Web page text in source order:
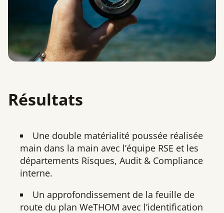
Résultats
Une double matérialité poussée réalisée
main dans la main avec l’équipe RSE et les
départements Risques, Audit & Compliance
interne.
Un approfondissement de la feuille de
route du plan WeTHOM avec l’identification